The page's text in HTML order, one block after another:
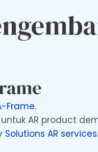
Frame.
untuk AR product
Solutions AR services.